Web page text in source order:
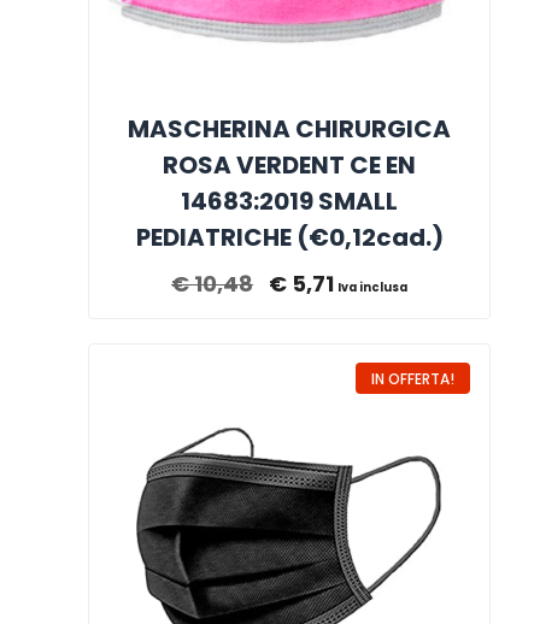
MASCHERINA CHIRURGICA
ROSA VERDENT CE EN
14683:2019 SMALL
PEDIATRICHE (€0,12cad.)
€10,48 € 5,71 Iva inclusa
IN OFFERTA!